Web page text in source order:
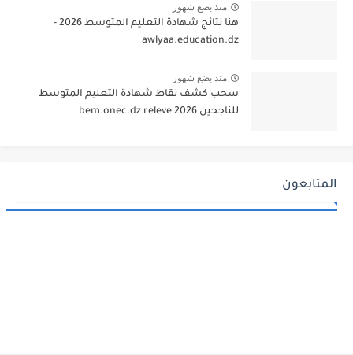
منذ بضع شهور
هنا نتائج شهادة التعليم المتوسط 2026 -
awlyaa.education.dz
منذ بضع شهور
سحب كشف نقاط شهادة التعليم المتوسط
للناجحين 2026 bem.onec.dz releve
المتابعون